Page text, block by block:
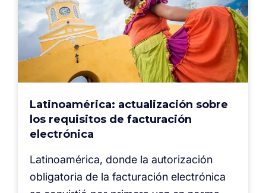
Latinoamérica: actualización sobre
los requisitos de facturación
electrónica
Latinoamérica, donde la autorización
obligatoria de la facturación electrónica